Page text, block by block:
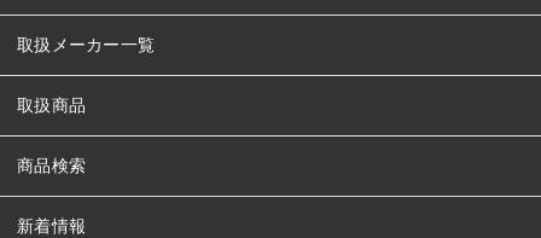
取扱メーカー一覧
取扱商品
商品検索
新着情報